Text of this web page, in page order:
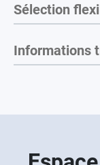
Sélection
Informations